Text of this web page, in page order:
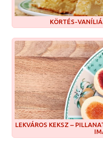
KÖRTÉS-
LEKVÁROS KEKSZ –